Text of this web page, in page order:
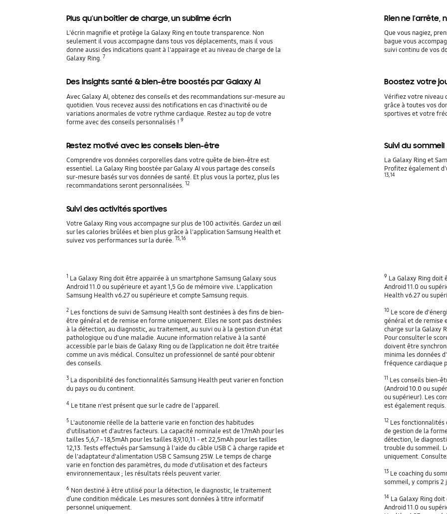
Plus qu'un boîtier de charge, un sublime écrin
L'écrin magnifie et protège la Galaxy Ring en toute transparence. Non
seulement il vous accompagne dans tous vos déplacements, mais il vous
donne aussi des indications quant à l'appairage et au niveau de charge de la
Galaxy Ring. 7
Rien ne l'arrête,
Que vous nagiez,
bague vous
suivi continu de vos
Des insights santé & bien-être boostés par Galaxy AI
Avec Galaxy AI, obtenez des conseils et des recommandations sur-mesure au
quotidien. Vous recevez aussi des notifications en cas d'inactivité ou de
variations anormales de votre rythme cardiaque. Restez au top de votre
forme avec des conseils personnalisés ! 9
Boostez votre
Vérifiez votre niveau
grâce à toutes vos
sportives et votre
Restez motivé avec les conseils bien-être
Comprendre vos données corporelles dans votre quête de bien-être est
essentiel. La Galaxy Ring boostée par Galaxy AI vous partage des conseils
sur-mesure basés sur vos données de santé. Et plus vous la portez, plus les
recommandations seront personnalisées. 12
Suivi du sommeil
La Galaxy Ring et
Profitez également
13, 14
Suivi des activités sportives
Votre Galaxy Ring vous accompagne sur plus de 100 activités. Gardez un œil
sur les calories brûlées et bien plus grâce à l'application Samsung Health et
suivez vos performances sur la durée. 15, 16
1 La Galaxy Ring doit être appairée à un smartphone Samsung Galaxy sous
Android 11.0 ou supérieure et ayant 1,5 Go de mémoire vive. L'application
Samsung Health v6.27 ou supérieure et compte Samsung requis.
2Les fonctions de suivi de Samsung Health sont destinées à des fins de bien-
être général et de remise en forme uniquement. Elles ne sont pas destinées
à la détection, au diagnostic, au traitement, au suivi ou à la gestion d'un état
pathologique ou d'une maladie. Aucune information relative à la santé
accessible par le biais de Galaxy Ring ou de l’application ne doit être traitée
comme un avis médical. Consultez un professionnel de santé pour obtenir
des conseils.
3La disponibilité des fonctionnalités Samsung Health peut varier en fonction
du pays ou du continent.
4 Le titane n'est présent que sur le cadre de l'appareil.
5L'autonomie réelle de la batterie varie en fonction des habitudes
d'utilisation et d'autres facteurs. La capacité nominale est de 17mAh pour les
tailles 5,6,7 - 18,5mAh pour les tailles 8,9,10,11 - et 22,5mAh pour les tailles
12,13. Tests effectués par Samsung à l'aide du câble USB C à charge rapide et
de l'adaptateur d'alimentation USB C Samsung 25W. Le temps de charge
varie en fonction des paramètres, du mode d'utilisation et des facteurs
environnementaux ; les résultats réels peuvent varier.
6 Non destiné à être utilisé pour la détection, le diagnostic, le traitement
d’une condition médicale. Les mesures sont données à titre informatif
personnel uniquement.
9 La Galaxy Ring doit
Android 11.0 ou
Health v6.27 ou
10Le score de
général et de remise
charge sur la Galaxy
Pour consulter le
doivent être
minima les données
fréquence cardiaque
11 Les conseils bien-
(Android 10.0 ou
ou supérieur). Les
est également requis.
12Les fonctionnalités
de gestion de la
détection, le
trouble du sommeil.
uniquement.
13Le coaching du
sommeil, y compris 2
14 La Galaxy Ring
Android 11.0 ou